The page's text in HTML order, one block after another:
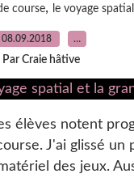
course, le voyage spatial
08.09.2018 …
Par Craie hâtive
élèves notent
J'ai glissé un
des jeux.